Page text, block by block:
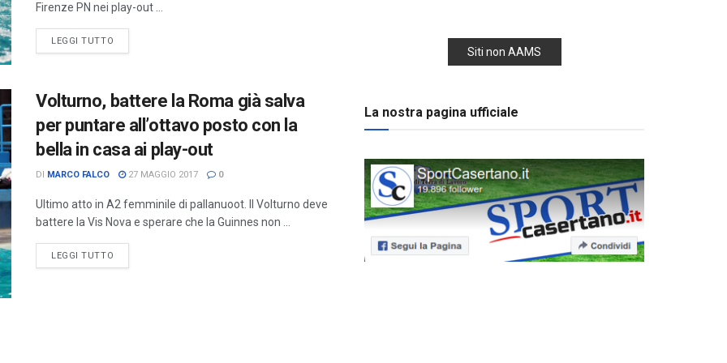
Firenze PN nei play-out ...
LEGGI TUTTO
Volturno, battere la Roma già salva
per puntare all’ottavo posto con la
bella in casa ai play-out
DI MARCO FALCO 27 MAGGIO 2017 0
Ultimo atto in A2 femminile di pallanuoot. Il Volturno deve
battere la Vis Nova e sperare che la Guinnes non ...
LEGGI TUTTO
Siti non AAMS
La nostra pagina ufficiale